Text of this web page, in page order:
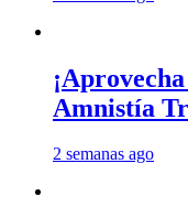
Amnistía
2 semanas ago